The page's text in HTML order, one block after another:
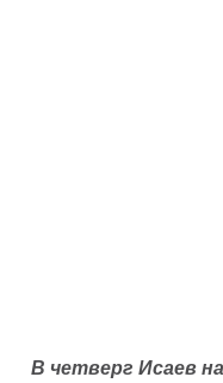
В четверг Исаев